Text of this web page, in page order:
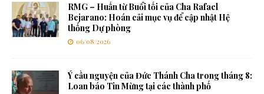
RMG – Huấn từ Buổi tối của Cha Rafael
Bejarano: Hoán cải mục vụ để cập nhật Hệ
thống Dự phòng
06/08/2026
Ý cầu nguyện của Đức Thánh Cha trong tháng 8:
Loan báo Tin Mừng tại các thành phố